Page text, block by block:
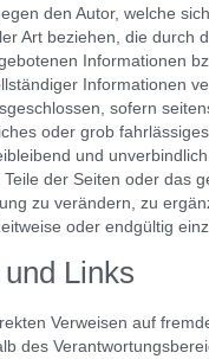
den Autor, welche
Art beziehen, die durch
Informationen
Informationen
sofern
oder grob
und
der Seiten oder das
zu verändern, zu
oder endgültig
Links
Verweisen auf
des